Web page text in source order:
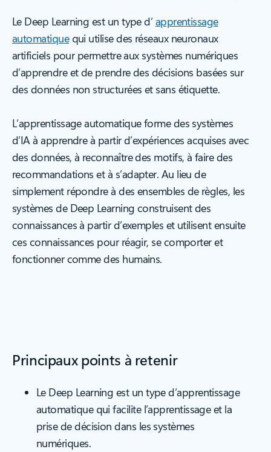
Le Deep Learning est un type d’ apprentissage
automatiquequi utilise des réseaux neuronaux
artificiels pour permettre aux systèmes numériques
d’apprendre et de prendre des décisions basées sur
des données non structurées et sans étiquette.
L’apprentissage automatique forme des systèmes
d’IA à apprendre à partir d’expériences acquises avec
des données, à reconnaître des motifs, à faire des
recommandations et à s’adapter. Au lieu de
simplement répondre à des ensembles de règles, les
systèmes de Deep Learning construisent des
connaissances à partir d’exemples et utilisent ensuite
ces connaissances pour réagir, se comporter et
fonctionner comme des humains.
Principaux points à retenir
Le Deep Learning est un type d’apprentissage
automatique qui facilite l’apprentissage et la
prise de décision dans les systèmes
numériques.